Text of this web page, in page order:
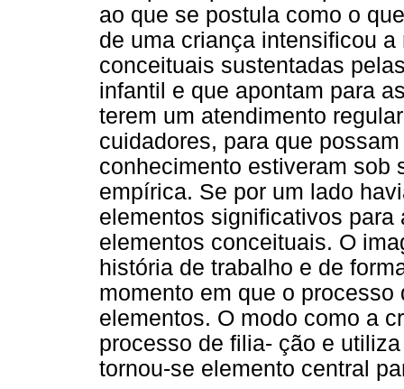
ao que se postula como o
de uma criança intensificou
conceituais sustentadas
infantil e que apontam para
terem um atendimento
cuidadores, para que
conhecimento estiveram sob
empírica. Se por um lado
elementos significativos
elementos conceituais. O
história de trabalho e de
momento em que o
elementos. O modo como a
processo de filia- ção e
tornou-se elemento central